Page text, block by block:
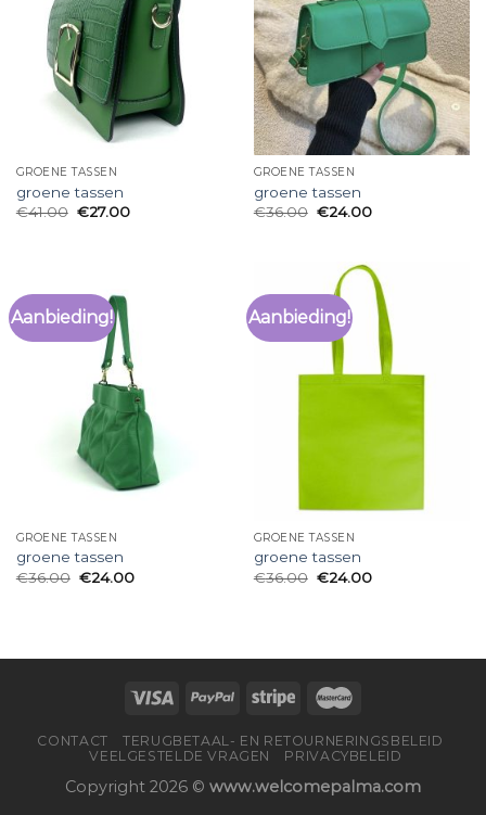
GROENE TASSEN
groene tassen
€41.00 €27.00
GROENE TASSEN
groene tassen
€36.00 €24.00
Aanbieding!
GROENE TASSEN
groene tassen
€36.00 €24.00
Aanbieding!
GROENE TASSEN
groene tassen
€36.00 €24.00
CONTACT
TERUGBETAAL- EN RETOURNERINGSBELEID
VEELGESTELDE VRAGEN
PRIVACYBELEID
Copyright 2026 © www.welcomepalma.com